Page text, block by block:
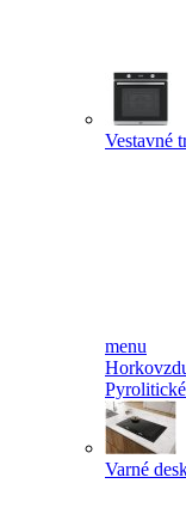
Vestavné
menu
Varné